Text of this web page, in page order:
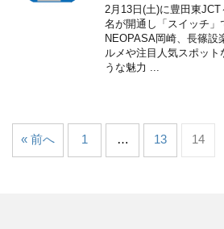
2月13日(土)に豊田東
名が開通し「スイッチ」
NEOPASA岡崎、長篠設
ルメや注目人気スポッ
うな魅力 ...
« 前へ 1 … 13 14